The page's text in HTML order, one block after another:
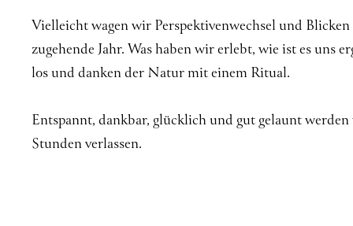
Vielleicht wagen wir Perspektivenwechsel und
zugehende Jahr. Was haben wir erlebt, wie ist es uns
los und danken der Natur mit einem Ritual.
Entspannt, dankbar, glücklich und gut gelaunt
Stunden verlassen.